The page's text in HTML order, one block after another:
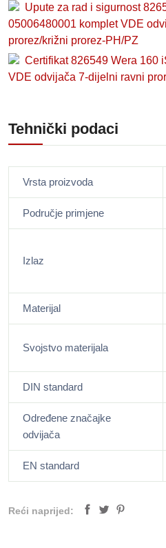
Upute za rad i sigurnost
05006480001 komplet VDE
prorez/križni prorez-PH/PZ
Certifikat 826549 Wera 160
VDE odvijača 7-dijelni ravni
Tehnički podaci
Vrsta proizvoda
Područje primjene
Izlaz
Materijal
Svojstvo materijala
DIN standard
Određene značajke
odvijača
EN standard
Reći naprijed: